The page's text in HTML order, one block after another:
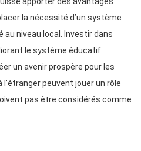
la nécessité d’un système
niveau local. Investir dans
le système éducatif
un avenir prospère pour les
peuvent jouer un rôle
pas être considérés comme